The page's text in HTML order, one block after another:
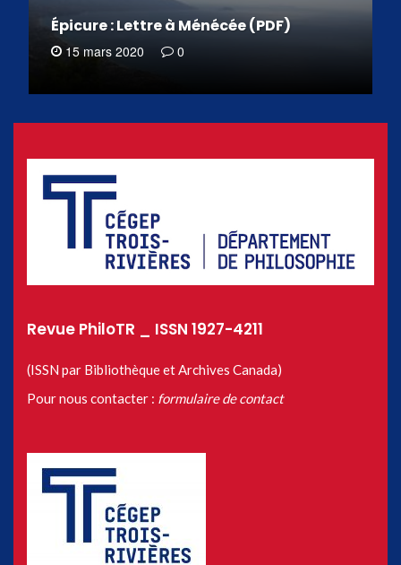
Épicure : Lettre à Ménécée (PDF)
15 mars 2020 0
Revue PhiloTR _ ISSN 1927-4211
(ISSN par Bibliothèque et Archives Canada)
Pour nous contacter : formulaire de contact